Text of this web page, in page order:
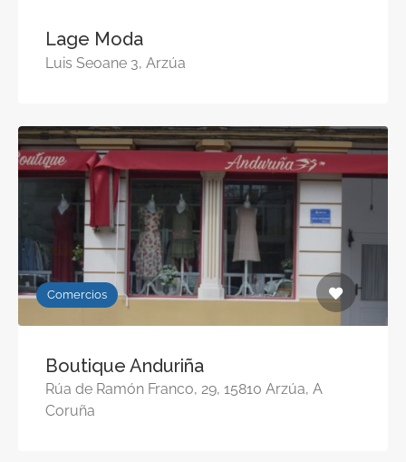
Lage Moda
Luis Seoane 3, Arzúa
Comercios
Boutique Anduriña
Rúa de Ramón Franco, 29, 15810 Arzúa, A
Coruña